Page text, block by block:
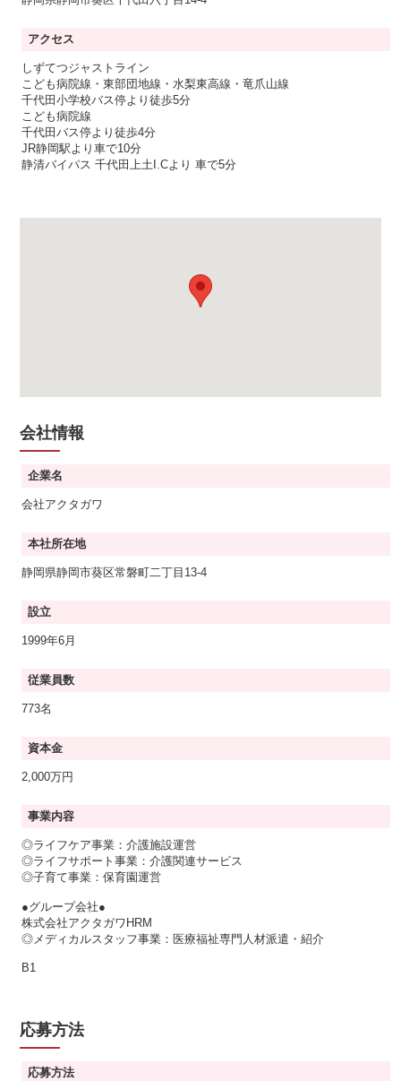
アクセス
しずてつジャストライン
こども病院線・東部団地線・水梨東高線・竜爪山線
千代田小学校バス停より徒歩5分
こども病院線
千代田バス停より徒歩4分
JR静岡駅より車で10分
静清バイパス 千代田上土I.Cより 車で5分
会社情報
企業名
会社アクタガワ
本社所在地
静岡県静岡市葵区常磐町二丁目13-4
設立
1999年6月
従業員数
773名
資本金
2,000万円
事業内容
◎ライフケア事業：介護施設運営
◎ライフサポート事業：介護関連サービス
◎子育て事業：保育園運営
●グループ会社●
株式会社アクタガワHRM
◎メディカルスタッフ事業：医療福祉専門人材派遣・紹介
B1
応募方法
応募方法